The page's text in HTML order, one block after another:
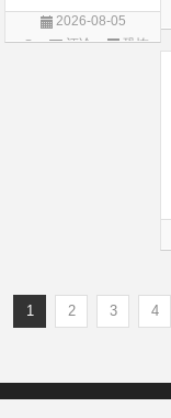
焚场(台) / 鬼玩人6：
燃烧 / 鬼玩人崛起衍
2026-08-05
评论
恐怖
1 2 3 4